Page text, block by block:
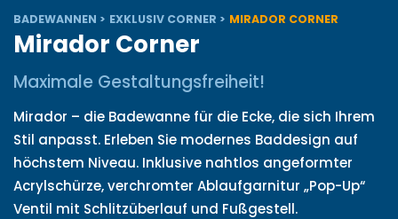
BADEWANNEN EXKLUSIV CORNER MIRADOR CORNER
Mirador Corner
Maximale Gestaltungsfreiheit!
Mirador – die Badewanne für die Ecke, die sich Ihrem
Stil anpasst. Erleben Sie modernes Baddesign auf
höchstem Niveau. Inklusive nahtlos angeformter
Acrylschürze, verchromter Ablaufgarnitur „Pop-Up“
Ventil mit Schlitzüberlauf und Fußgestell.